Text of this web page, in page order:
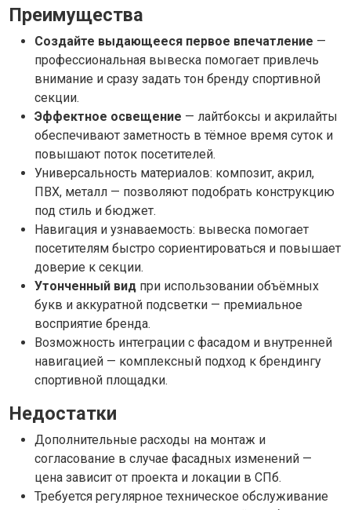
Преимущества
Создайте выдающееся первое впечатление —
профессиональная вывеска помогает привлечь
внимание и сразу задать тон бренду спортивной
секции.
Эффектное освещение — лайтбоксы и акрилайты
обеспечивают заметность в тёмное время суток и
повышают поток посетителей.
Универсальность материалов: композит, акрил,
ПВХ, металл — позволяют подобрать конструкцию
под стиль и бюджет.
Навигация и узнаваемость: вывеска помогает
посетителям быстро сориентироваться и повышает
доверие к секции.
Утонченный вид при использовании объёмных
букв и аккуратной подсветки — премиальное
восприятие бренда.
Возможность интеграции с фасадом и внутренней
навигацией — комплексный подход к брендингу
спортивной площадки.
Недостатки
Дополнительные расходы на монтаж и
согласование в случае фасадных изменений —
цена зависит от проекта и локации в СПб.
Требуется регулярное техническое обслуживание